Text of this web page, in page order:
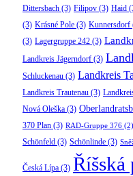
Dittersbach (3) Filipov (3) Haid
(3) Krásné Pole (3) Kunnersdorf
(3) Lagergruppe 242 (3)
Landkreis Jägerndorf (3)
Schluckenau (3) Landkreis
Landkreis Trautenau (3)
Nová Oleška (3)
370 Plan (3) RAD-Gruppe 376 (2)
Schönfeld (3) Schönlinde (3)
Česká Lípa (3) Říšská